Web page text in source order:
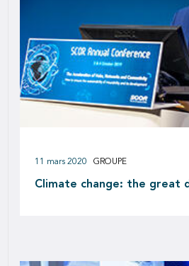
Climate change: the great
11 mars 2020 GROUPE